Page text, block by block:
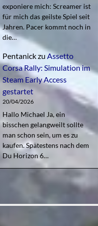
exponiere mich: Screamer ist
für mich das geilste Spiel seit
Jahren. Pacer kommt noch in
die…
Pentanickzu Assetto
Corsa Rally: Simulation im
Steam Early Access
gestartet
20/04/2026
Hallo Michael Ja, ein
bisschen gelangweilt sollte
man schon sein, um es zu
kaufen. Spätestens nach dem
Du Horizon 6…